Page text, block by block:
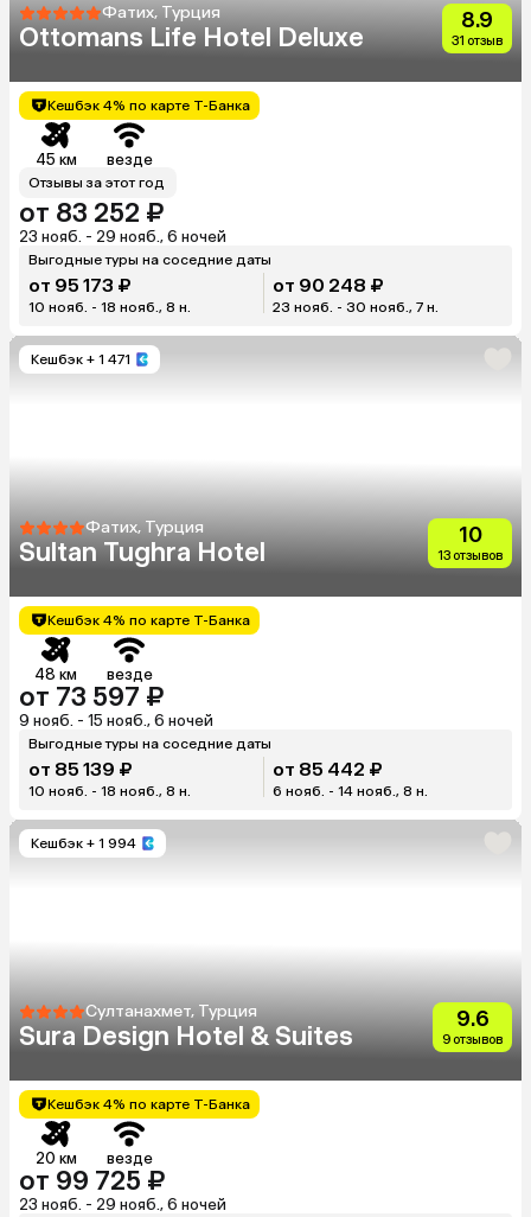
Фатих, Турция
Ottomans Life Hotel Deluxe
8.9
31 отзыв
Кешбэк 4% по карте Т-Банка
45 км везде
Отзывы за этот год
от 83 252 ₽
23 нояб. - 29 нояб., 6 ночей
Выгодные туры на соседние даты
от 95 173 ₽
10 нояб. - 18 нояб., 8 н.
от 90 248 ₽
23 нояб. - 30 нояб., 7 н.
Кешбэк + 1 471
Фатих, Турция
Sultan Tughra Hotel
10
13 отзывов
Кешбэк 4% по карте Т-Банка
48 км везде
от 73 597 ₽
9 нояб. - 15 нояб., 6 ночей
Выгодные туры на соседние даты
от 85 139 ₽
10 нояб. - 18 нояб., 8 н.
от 85 442 ₽
6 нояб. - 14 нояб., 8 н.
Кешбэк + 1 994
Султанахмет, Турция
Sura Design Hotel & Suites
9.6
9 отзывов
Кешбэк 4% по карте Т-Банка
20 км везде
от 99 725 ₽
23 нояб. - 29 нояб., 6 ночей